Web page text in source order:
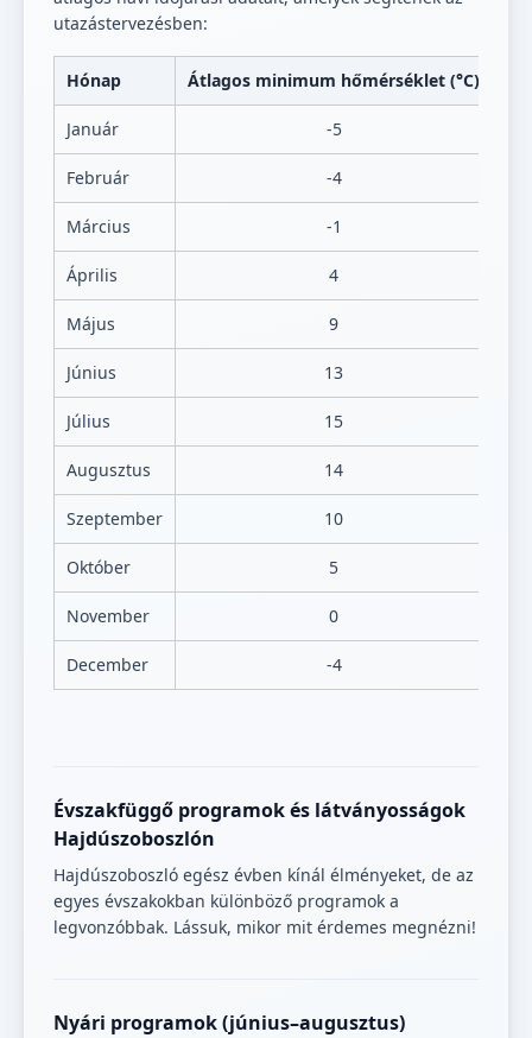
utazástervezésben:
Hónap Átlagos minimum hőmérséklet (°C)
Január -5
Február -4
Március -1
Április 4
Május 9
Június 13
Július 15
Augusztus 14
Szeptember 10
Október 5
November 0
December -4
Évszakfüggő programok és látványosságok
Hajdúszoboszlón
Hajdúszoboszló egész évben kínál élményeket, de az
egyes évszakokban különböző programok a
legvonzóbbak. Lássuk, mikor mit érdemes megnézni!
Nyári programok (június–augusztus)